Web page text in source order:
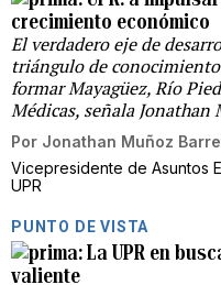
crecimiento económico
El verdadero eje de
triángulo de
formar Mayagüez, Río
Médicas, señala Jonathan
Por Jonathan Muñoz
Vicepresidente de Asuntos
UPR
PUNTO DE VISTA
La UPR en
valiente